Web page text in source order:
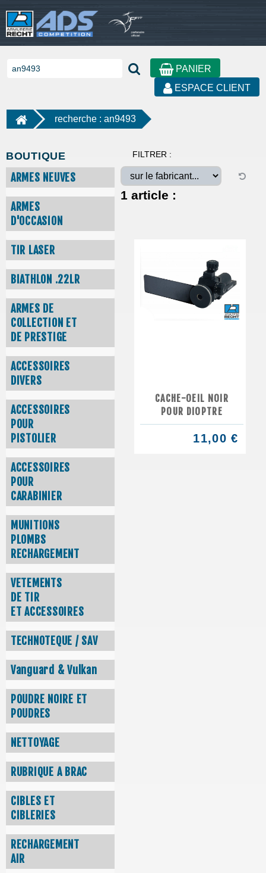
PANIER
ESPACE CLIENT
recherche : an9493
BOUTIQUE
ARMES NEUVES
ARMES
D'OCCASION
TIR LASER
BIATHLON .22LR
ARMES DE
COLLECTION ET
DE PRESTIGE
ACCESSOIRES
DIVERS
ACCESSOIRES
POUR
PISTOLIER
ACCESSOIRES
POUR
CARABINIER
MUNITIONS
PLOMBS
RECHARGEMENT
VETEMENTS
DE TIR
ET ACCESSOIRES
TECHNOTEQUE / SAV
Vanguard & Vulkan
POUDRE NOIRE ET
POUDRES
NETTOYAGE
RUBRIQUE A BRAC
CIBLES ET
CIBLERIES
RECHARGEMENT
AIR
FILTRER :
1 article :
CACHE-OEIL NOIR
POUR DIOPTRE
11,00 €